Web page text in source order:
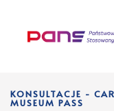
KONSULTACJE -
MUSEUM PASS